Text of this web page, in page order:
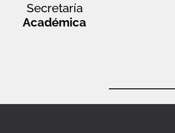
Secretaría
Académica